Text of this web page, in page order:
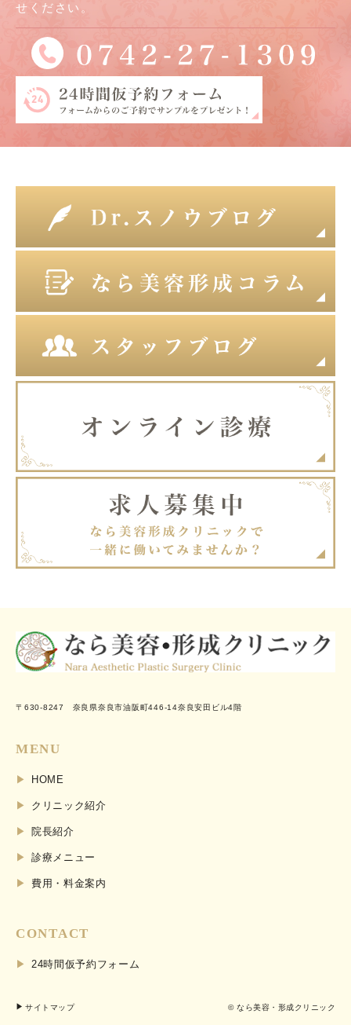
せください。
〒630-8247 奈良県奈良市油阪町446-14奈良安田ビル4階
MENU
HOME
クリニック紹介
院長紹介
診療メニュー
費用・料金案内
CONTACT
24時間仮予約フォーム
サイトマップ © なら美容・形成クリニック